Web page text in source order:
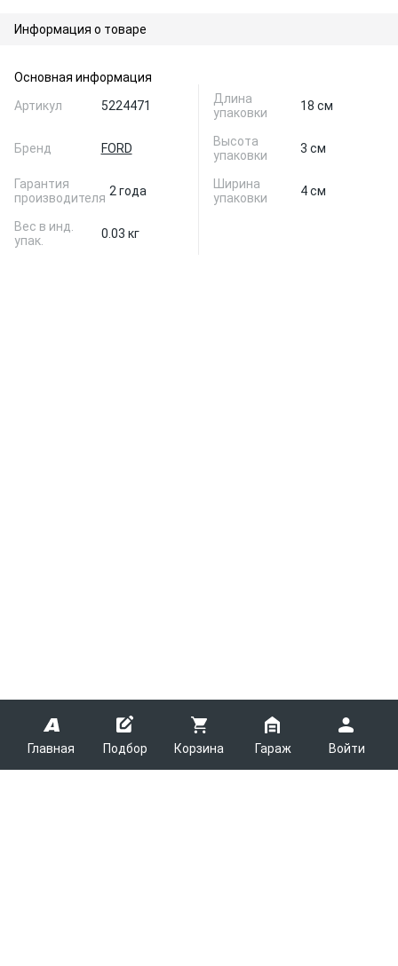
Главная Подбор Корзина Гараж Войти
Информация о товаре
Основная информация
Артикул
5224471
Бренд FORD
Гарантия
производителя 2 года
Вес в инд.
упак.
0.03 кг
Длина
упаковки
18 см
Высота
упаковки
3 см
Ширина
упаковки
4 см